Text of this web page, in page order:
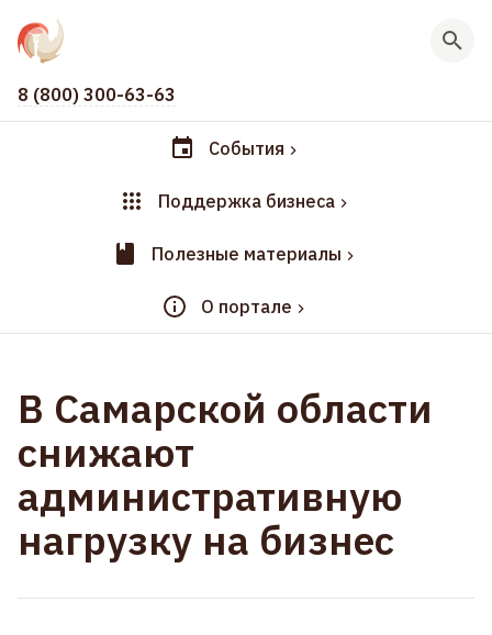
8 (800) 300-63-63
События
Поддержка бизнеса
Полезные материалы
О портале
В Самарской области
снижают
административную
нагрузку на бизнес